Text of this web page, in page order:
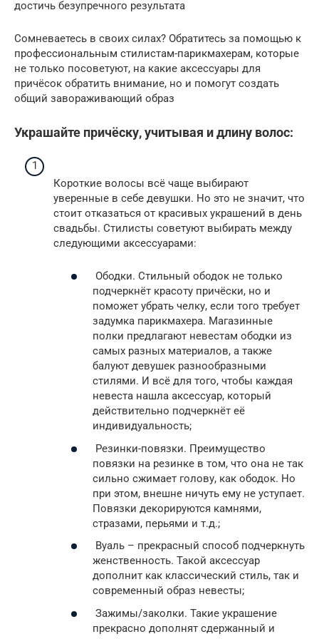
достичь безупречного результата
Сомневаетесь в своих силах? Обратитесь за помощью к
профессиональным стилистам-парикмахерам, которые
не только посоветуют, на какие аксессуары для
причёсок обратить внимание, но и помогут создать
общий завораживающий образ
Украшайте причёску, учитывая и длину волос:
Короткие волосы всё чаще выбирают
уверенные в себе девушки. Но это не значит, что
стоит отказаться от красивых украшений в день
свадьбы. Стилисты советуют выбирать между
следующими аксессуарами:
Ободки. Стильный ободок не только
подчеркнёт красоту причёски, но и
поможет убрать челку, если того требует
задумка парикмахера. Магазинные
полки предлагают невестам ободки из
самых разных материалов, а также
балуют девушек разнообразными
стилями. И всё для того, чтобы каждая
невеста нашла аксессуар, который
действительно подчеркнёт её
индивидуальность;
Резинки-повязки. Преимущество
повязки на резинке в том, что она не так
сильно сжимает голову, как ободок. Но
при этом, внешне ничуть ему не уступает.
Повязки декорируются камнями,
стразами, перьями и т.д.;
Вуаль – прекрасный способ подчеркнуть
женственность. Такой аксессуар
дополнит как классический стиль, так и
современный образ невесты;
Зажимы/заколки. Такие украшение
прекрасно дополнят сдержанный и